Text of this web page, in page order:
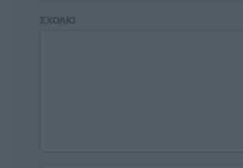
ΣΧΟΛΙΟ